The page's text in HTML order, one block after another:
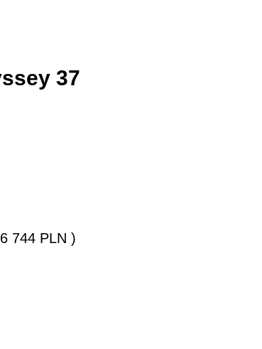
37
744 PLN )